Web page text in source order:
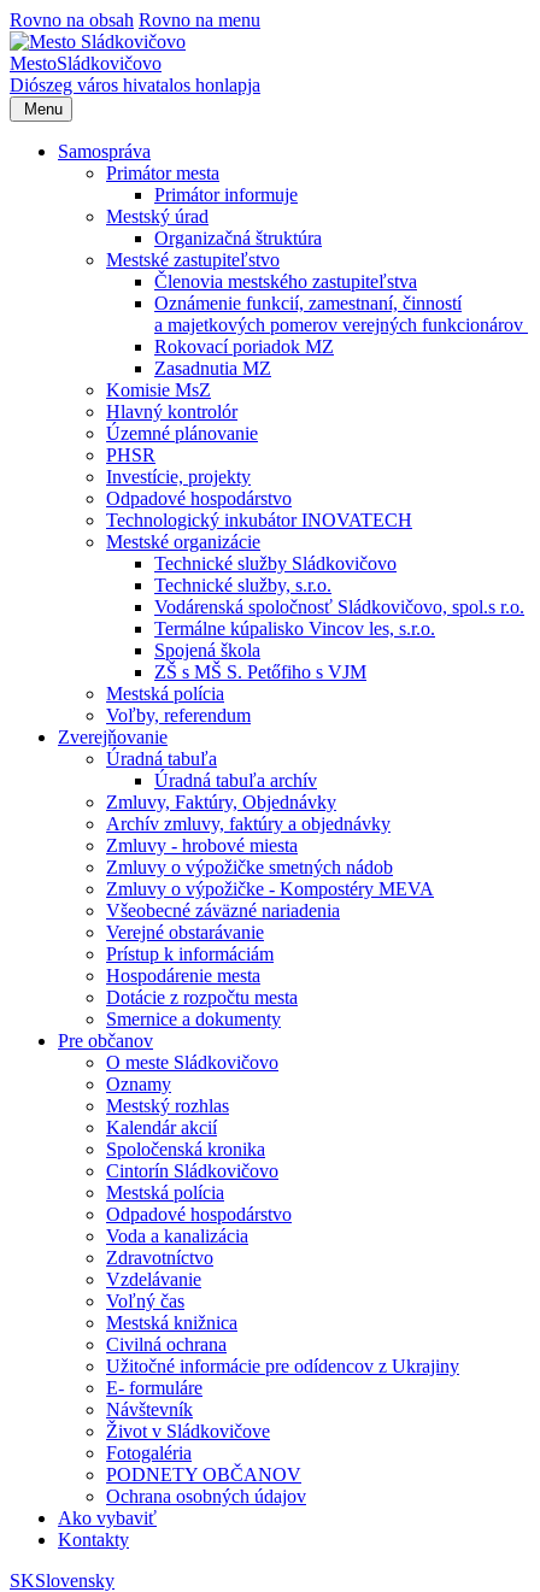
Rovno na obsah Rovno na menu
MestoSládkovičovo
Diószeg város hivatalos honlapja
Menu
Samospráva
Primátor mesta
Primátor informuje
Mestský úrad
Organizačná štruktúra
Mestské zastupiteľstvo
Členovia mestského zastupiteľstva
Oznámenie funkcií, zamestnaní, činností
a majetkových pomerov verejných funkcionárov
Rokovací poriadok MZ
Zasadnutia MZ
Komisie MsZ
Hlavný kontrolór
Územné plánovanie
PHSR
Investície, projekty
Odpadové hospodárstvo
Technologický inkubátor INOVATECH
Mestské organizácie
Technické služby Sládkovičovo
Technické služby, s.r.o.
Vodárenská spoločnosť Sládkovičovo, spol.s r.o.
Termálne kúpalisko Vincov les, s.r.o.
Spojená škola
ZŠ s MŠ S. Petőfiho s VJM
Mestská polícia
Voľby, referendum
Zverejňovanie
Úradná tabuľa
Úradná tabuľa archív
Zmluvy, Faktúry, Objednávky
Archív zmluvy, faktúry a objednávky
Zmluvy - hrobové miesta
Zmluvy o výpožičke smetných nádob
Zmluvy o výpožičke - Kompostéry MEVA
Všeobecné záväzné nariadenia
Verejné obstarávanie
Prístup k informáciám
Hospodárenie mesta
Dotácie z rozpočtu mesta
Smernice a dokumenty
Pre občanov
O meste Sládkovičovo
Oznamy
Mestský rozhlas
Kalendár akcií
Spoločenská kronika
Cintorín Sládkovičovo
Mestská polícia
Odpadové hospodárstvo
Voda a kanalizácia
Zdravotníctvo
Vzdelávanie
Voľný čas
Mestská knižnica
Civilná ochrana
Užitočné informácie pre odídencov z Ukrajiny
E- formuláre
Návštevník
Život v Sládkovičove
Fotogaléria
PODNETY OBČANOV
Ochrana osobných údajov
Ako vybaviť
Kontakty
SKSlovensky